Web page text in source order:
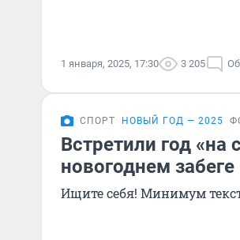
1 января, 2025, 17:30 3 205
СПОРТ НОВЫЙ ГОД — 2025
Встретили год «на
новогоднем
Ищите себя! Минимум